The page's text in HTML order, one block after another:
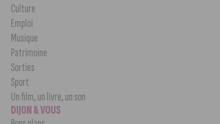
Culture
Emploi
Musique
Patrimoine
Sorties
Sport
Un film, un livre, un son
DIJON & VOUS